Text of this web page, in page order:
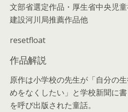
文部省選定作品・厚生省中央児
建設河川局推薦作品他
resetfloat
作品解説
原作は小学校の先生が「自分の
めをなくしたい」と学校新聞に
を呼び出版された童話。